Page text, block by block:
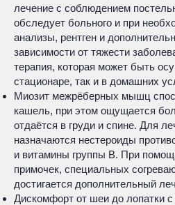
лечение с соблюдением
обследует больного и при
анализы, рентген и
зависимости от тяжести
терапия, которая может быть
стационаре, так и в домашних
Миозит межрёберных мышц
кашель, при этом ощущается
отдаётся в груди и спине. Для
назначаются нестероиды
и витамины группы В. При
примочек, специальных
достигается дополнительный
Дискомфорт от шеи до лопатки с